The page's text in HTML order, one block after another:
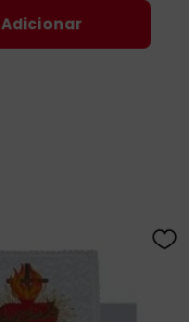
Adicionar